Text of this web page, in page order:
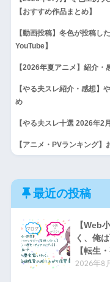
【おすすめ作品まとめ】
【動画投稿】冬色が投稿し
YouTube】
【2026年夏アニメ】紹介・
【やる夫スレ紹介・感想
め
【やる夫スレ十選 2026年2
【アニメ・PVランキング
最近の投稿
【Web
く、俺
【転生
2026年8